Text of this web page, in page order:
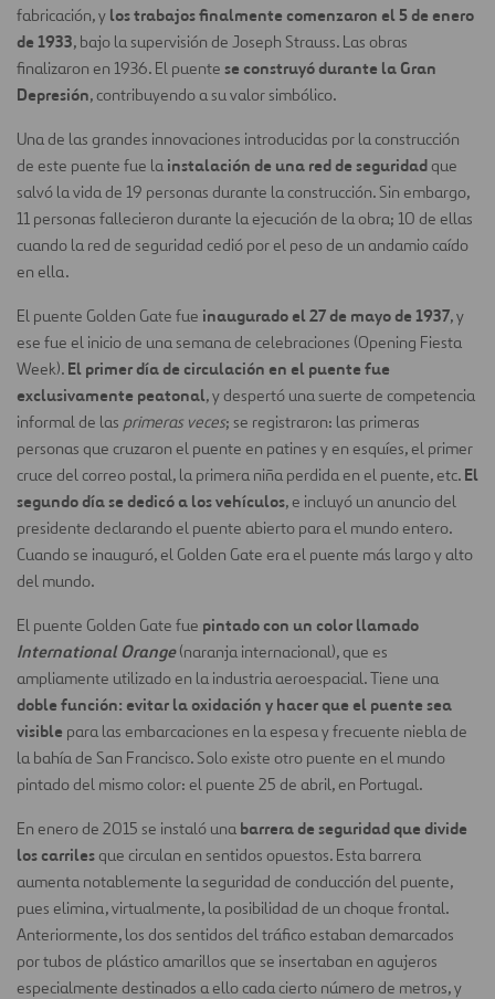
fabricación, y los trabajos finalmente comenzaron el 5 de enero
de 1933, bajo la supervisión de Joseph Strauss. Las obras
finalizaron en 1936. El puente se construyó durante la Gran
Depresión, contribuyendo a su valor simbólico.
Una de las grandes innovaciones introducidas por la construcción
de este puente fue la instalación de una red de seguridadque
salvó la vida de 19 personas durante la construcción. Sin embargo,
11 personas fallecieron durante la ejecución de la obra; 10 de ellas
cuando la red de seguridad cedió por el peso de un andamio caído
en ella.
El puente Golden Gate fue inaugurado el 27 de mayo de 1937, y
ese fue el inicio de una semana de celebraciones (Opening Fiesta
Week). El primer día de circulación en el puente fue
exclusivamente peatonal, y despertó una suerte de competencia
informal de las primeras veces; se registraron: las primeras
personas que cruzaron el puente en patines y en esquíes, el primer
cruce del correo postal, la primera niña perdida en el puente, etc. El
segundo día se dedicó a los vehículos, e incluyó un anuncio del
presidente declarando el puente abierto para el mundo entero.
Cuando se inauguró, el Golden Gate era el puente más largo y alto
del mundo.
El puente Golden Gate fue pintado con un color llamado
International Orange(naranja internacional), que es
ampliamente utilizado en la industria aeroespacial. Tiene una
doble función: evitar la oxidación y hacer que el puente sea
visible para las embarcaciones en la espesa y frecuente niebla de
la bahía de San Francisco. Solo existe otro puente en el mundo
pintado del mismo color: el puente 25 de abril, en Portugal.
En enero de 2015 se instaló una barrera de seguridad que divide
los carrilesque circulan en sentidos opuestos. Esta barrera
aumenta notablemente la seguridad de conducción del puente,
pues elimina, virtualmente, la posibilidad de un choque frontal.
Anteriormente, los dos sentidos del tráfico estaban demarcados
por tubos de plástico amarillos que se insertaban en agujeros
especialmente destinados a ello cada cierto número de metros, y